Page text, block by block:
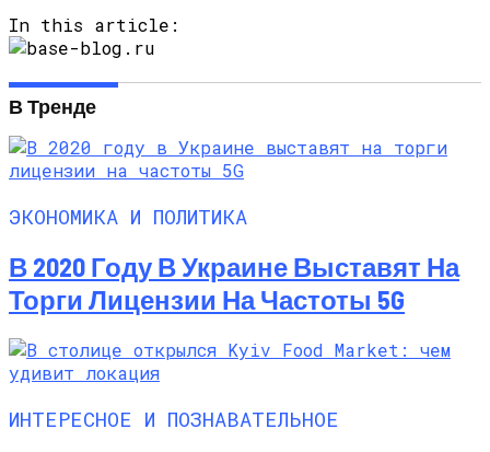
In this article:
В Тренде
ЭКОНОМИКА И ПОЛИТИКА
В 2020 Году В Украине Выставят На
Торги Лицензии На Частоты 5G
ИНТЕРЕСНОЕ И ПОЗНАВАТЕЛЬНОЕ